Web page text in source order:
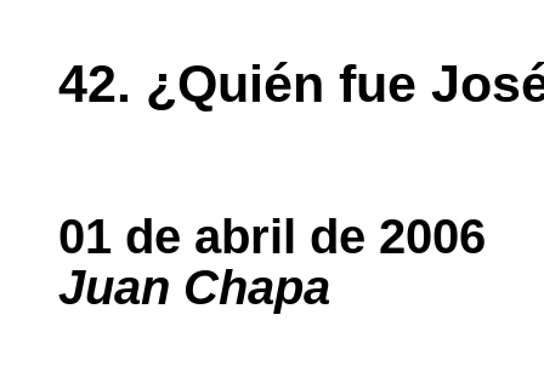
42. ¿Quién fue
01 de abril de 2006
Juan Chapa